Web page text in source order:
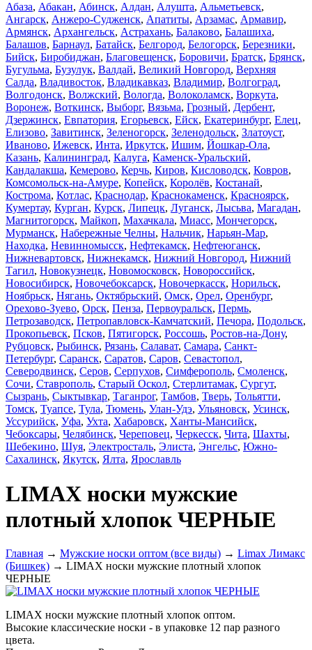
Абаза, Абакан, Абинск, Алдан, Алушта, Альметьевск,
Ангарск, Анжеро-Судженск, Апатиты, Арзамас, Армавир,
Армянск, Архангельск, Астрахань, Балаково, Балашиха,
Балашов, Барнаул, Батайск, Белгород, Белогорск, Березники,
Бийск, Биробиджан, Благовещенск, Боровичи, Братск, Брянск,
Бугульма, Бузулук, Валдай, Великий Новгород, Верхняя
Салда, Владивосток, Владикавказ, Владимир, Волгоград,
Волгодонск, Волжский, Вологда, Волоколамск, Воркута,
Воронеж, Воткинск, Выборг, Вязьма, Грозный, Дербент,
Дзержинск, Евпатория, Егорьевск, Ейск, Екатеринбург, Елец,
Елизово, Завитинск, Зеленогорск, Зеленодольск, Златоуст,
Иваново, Ижевск, Инта, Иркутск, Ишим, Йошкар-Ола,
Казань, Калининград, Калуга, Каменск-Уральский,
Кандалакша, Кемерово, Керчь, Киров, Кисловодск, Ковров,
Комсомольск-на-Амуре, Копейск, Королёв, Костанай,
Кострома, Котлас, Краснодар, Краснокаменск, Красноярск,
Кумертау, Курган, Курск, Липецк, Луганск, Лысьва, Магадан,
Магнитогорск, Майкоп, Махачкала, Миасс, Мончегорск,
Мурманск, Набережные Челны, Нальчик, Нарьян-Мар,
Находка, Невинномысск, Нефтекамск, Нефтеюганск,
Нижневартовск, Нижнекамск, Нижний Новгород, Нижний
Тагил, Новокузнецк, Новомосковск, Новороссийск,
Новосибирск, Новочебоксарск, Новочеркасск, Норильск,
Ноябрьск, Нягань, Октябрьский, Омск, Орел, Оренбург,
Орехово-Зуево, Орск, Пенза, Первоуральск, Пермь,
Петрозаводск, Петропавловск-Камчатский, Печора, Подольск,
Прокопьевск, Псков, Пятигорск, Россошь, Ростов-на-Дону,
Рубцовск, Рыбинск, Рязань, Салават, Самара, Санкт-
Петербург, Саранск, Саратов, Саров, Севастопол,
Северодвинск, Серов, Серпухов, Симферополь, Смоленск,
Сочи, Ставрополь, Старый Оскол, Стерлитамак, Сургут,
Сызрань, Сыктывкар, Таганрог, Тамбов, Тверь, Тольятти,
Томск, Туапсе, Тула, Тюмень, Улан-Удэ, Ульяновск, Усинск,
Уссурийск, Уфа, Ухта, Хабаровск, Ханты-Мансийск,
Чебоксары, Челябинск, Череповец, Черкесск, Чита, Шахты,
Шебекино, Шуя, Электросталь, Элиста, Энгельс, Южно-
Сахалинск, Якутск, Ялта, Ярославль
LIMAX носки мужские
плотный хлопок ЧЕРНЫЕ
Главная → Мужские носки оптом (все виды) → Limax Лимакс
(Бишкек) → LIMAX носки мужские плотный хлопок
ЧЕРНЫЕ
LIMAX носки мужские плотный хлопок оптом.
Высокие классические носки - в упаковке 12 пар разного
цвета.